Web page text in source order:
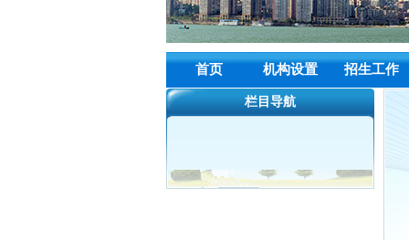
首页 机构设置 招生工作
栏目导航